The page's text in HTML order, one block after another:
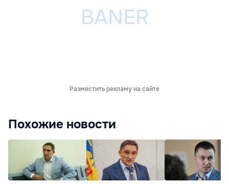
Разместить рекламу на сайте
Похожие новости